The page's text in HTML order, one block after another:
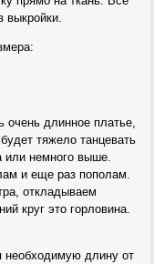
выкройки.
очень длинное платье,
тяжело танцевать
или немного выше.
и еще раз пополам.
откладываем
круг это горловина.
необходимую длину от